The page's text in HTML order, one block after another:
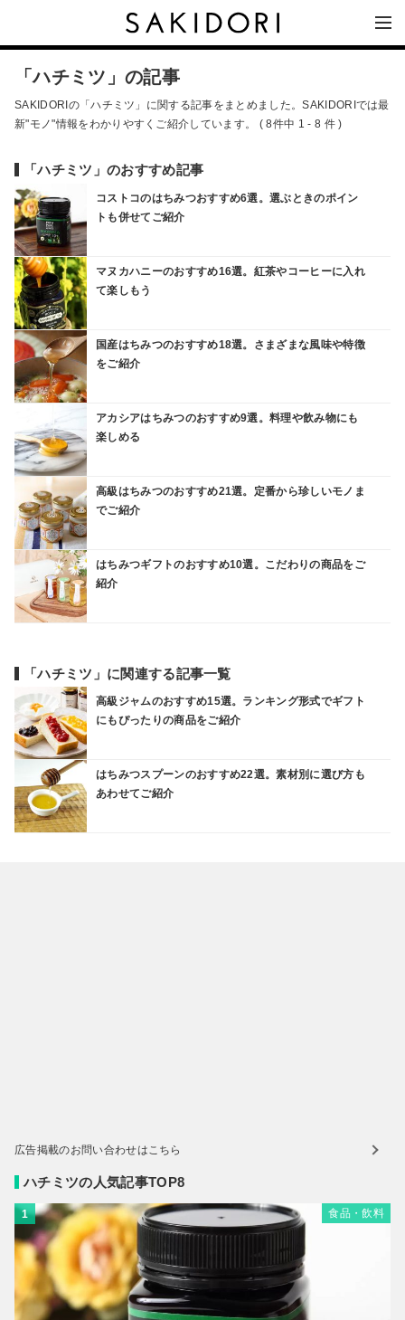
「ハチミツ」の記事
SAKIDORIの「ハチミツ」に関する記事をまとめました。SAKIDORIでは最
新"モノ"情報をわかりやすくご紹介しています。 ( 8件中 1 - 8 件 )
「ハチミツ」のおすすめ記事
コストコのはちみつおすすめ6選。選ぶときのポイン
トも併せてご紹介
マヌカハニーのおすすめ16選。紅茶やコーヒーに入れ
て楽しもう
国産はちみつのおすすめ18選。さまざまな風味や特徴
をご紹介
アカシアはちみつのおすすめ9選。料理や飲み物にも
楽しめる
高級はちみつのおすすめ21選。定番から珍しいモノま
でご紹介
はちみつギフトのおすすめ10選。こだわりの商品をご
紹介
「ハチミツ」に関連する記事一覧
高級ジャムのおすすめ15選。ランキング形式でギフト
にもぴったりの商品をご紹介
はちみつスプーンのおすすめ22選。素材別に選び方も
あわせてご紹介
広告掲載のお問い合わせはこちら
ハチミツの人気記事TOP8
1 食品・飲料